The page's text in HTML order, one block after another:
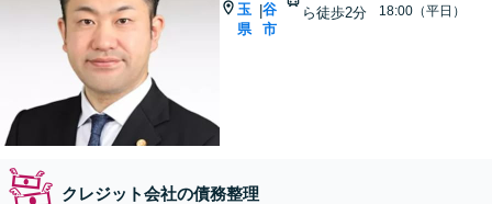
玉
県
|谷
市
ら徒歩2分
18:00（平日）
クレジット会社の債務整理